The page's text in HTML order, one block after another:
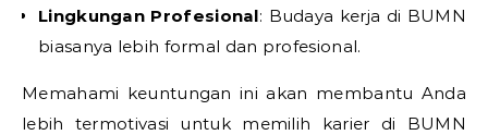
Lingkungan Profesional: Budaya kerja di BUMN
biasanya lebih formal dan profesional.
Memahami keuntungan ini akan membantu Anda
lebih termotivasi untuk memilih karier di BUMN